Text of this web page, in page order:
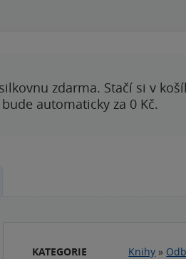
zdarma. Stačí si v
automaticky za 0 Kč.
KATEGORIE Knihy »